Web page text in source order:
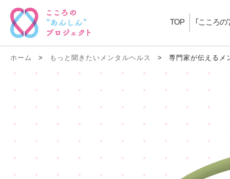
TOP ｢こころの
ホーム > もっと聞きたいメンタルヘルス > 専門家が伝えるメ